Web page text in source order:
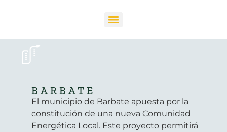
BARBATE
El municipio de Barbate apuesta por la
constitución de una nueva Comunidad
Energética Local. Este proyecto permitirá